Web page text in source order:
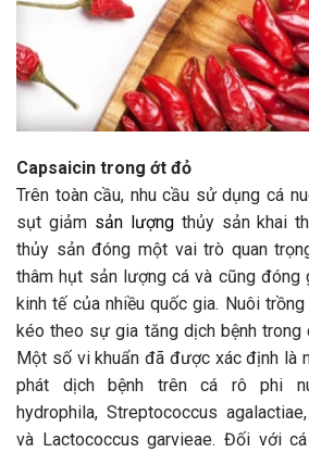
Capsaicin trong ớt đỏ
Trên toàn cầu, nhu cầu sử dụng cá
sụt giảm sản lượngthủy sản khai
thủy sản đóng một vai trò quan
thâm hụt sản lượng cá và cũng đóng
kinh tế của nhiều quốc gia. Nuôi
kéo theo sự gia tăng dịch bệnh trong
Một số vi khuẩn đã được xác định là
phát dịch bệnh trên cá rô phi
hydrophila, Streptococcus
và Lactococcus garvieae. Đối với